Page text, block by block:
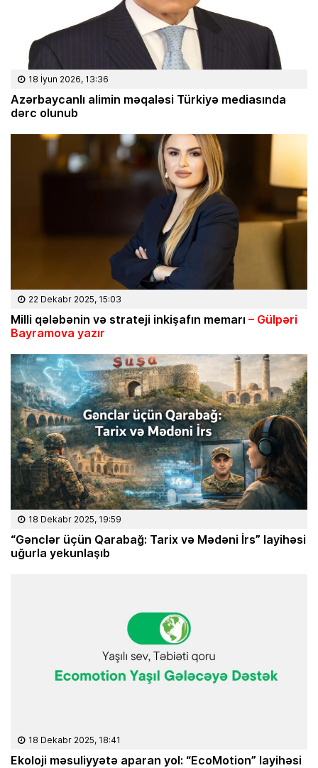
18 İyun 2026, 13:36
Azərbaycanlı alimin məqaləsi Türkiyə mediasında
dərc olunub
22 Dekabr 2025, 15:03
Milli qələbənin və strateji inkişafın memarı– Gülpəri
Bayramova yazır
18 Dekabr 2025, 19:59
“Gənclər üçün Qarabağ: Tarix və Mədəni İrs” layihəsi
uğurla yekunlaşıb
18 Dekabr 2025, 18:41
Ekoloji məsuliyyətə aparan yol: “EcoMotion” layihəsi